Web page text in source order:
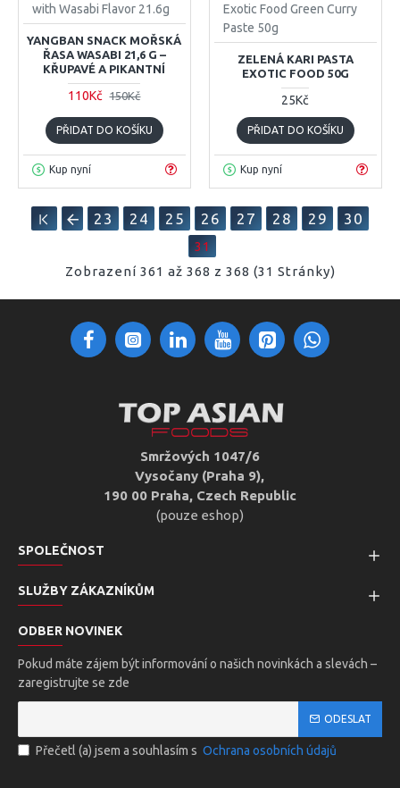
with Wasabi Flavor 21.6g
YANGBAN SNACK MOŘSKÁ
ŘASA WASABI 21,6 G –
KŘUPAVÉ A PIKANTNÍ
110Kč 150Kč
PŘIDAT DO KOŠÍKU
Kup nyní
Exotic Food Green Curry
Paste 50g
ZELENÁ KARI PASTA
EXOTIC FOOD 50G
25Kč
PŘIDAT DO KOŠÍKU
Kup nyní
23 24 25 26 27 28 29 30
31
Zobrazení 361 až 368 z 368 (31 Stránky)
Smržových 1047/6
Vysočany (Praha 9),
190 00 Praha, Czech Republic
(pouze eshop)
SPOLEČNOST
SLUŽBY ZÁKAZNÍKŮM
ODBER NOVINEK
Pokud máte zájem být informování o našich novinkách a slevách –
zaregistrujte se zde
ODESLAT
Přečetl (a) jsem a souhlasím s Ochrana osobních údajů